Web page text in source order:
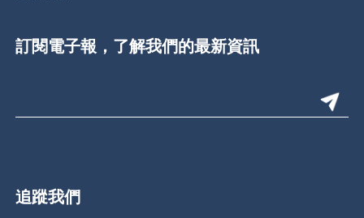
訂閱電子報，了解我們的最新資訊
追蹤我們